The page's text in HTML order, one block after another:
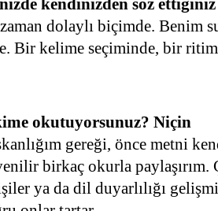
kendinizden söz
dolaylı biçimde. Benim
Bir kelime seçiminde, bir
okutuyorsunuz? Niçin
gereği, önce metni
birkaç okurla paylaşırım.
ya da dil duyarlılığı